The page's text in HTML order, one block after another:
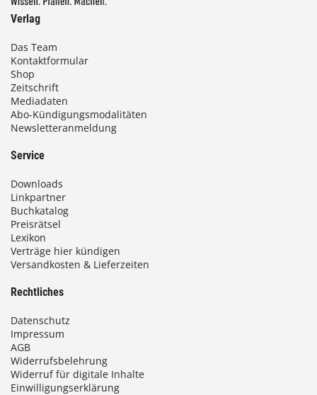
Verlag
Das Team
Kontaktformular
Shop
Zeitschrift
Mediadaten
Abo-Kündigungsmodalitäten
Newsletteranmeldung
Service
Downloads
Linkpartner
Buchkatalog
Preisrätsel
Lexikon
Verträge hier kündigen
Versandkosten & Lieferzeiten
Rechtliches
Datenschutz
Impressum
AGB
Widerrufsbelehrung
Widerruf für digitale Inhalte
Einwilligungserklärung